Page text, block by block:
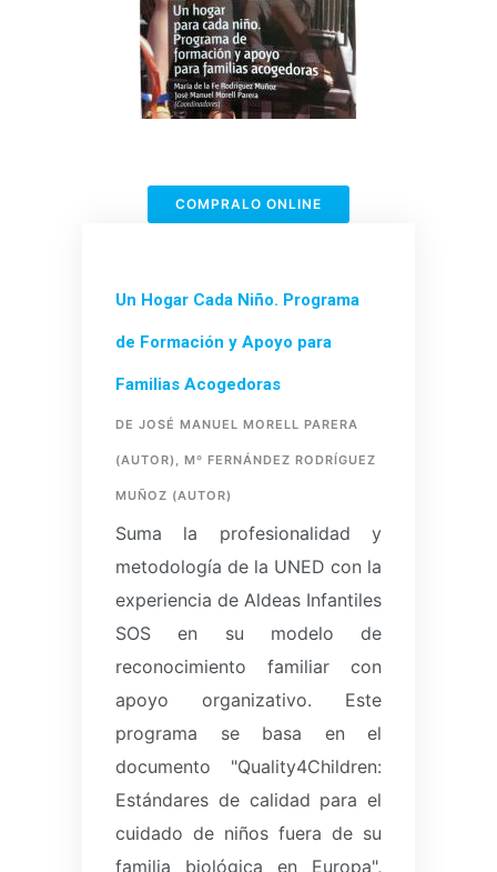
COMPRALO ONLINE
Un Hogar Cada Niño. Programa
de Formación y Apoyo para
Familias Acogedoras
DE JOSÉ MANUEL MORELL PARERA
(AUTOR), Mº FERNÁNDEZ RODRÍGUEZ
MUÑOZ (AUTOR)
Suma la profesionalidad y
metodología de la UNED con la
experiencia de Aldeas Infantiles
SOS en su modelo de
reconocimiento familiar con
apoyo organizativo. Este
programa se basa en el
documento "Quality4Children:
Estándares de calidad para el
cuidado de niños fuera de su
familia biológica en Europa",